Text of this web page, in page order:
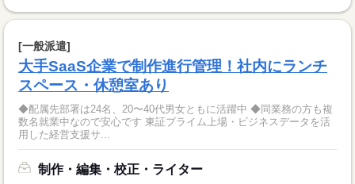
[一般派遣]
大手SaaS企業で制作進行管理！社内にランチ
スペース・休憩室あり
◆配属先部署は24名、20〜40代男女ともに活躍中 ◆同業務の方も複
数名就業中なので安心です 東証プライム上場・ビジネスデータを活
用した経営支援サ...
制作・編集・校正・ライター